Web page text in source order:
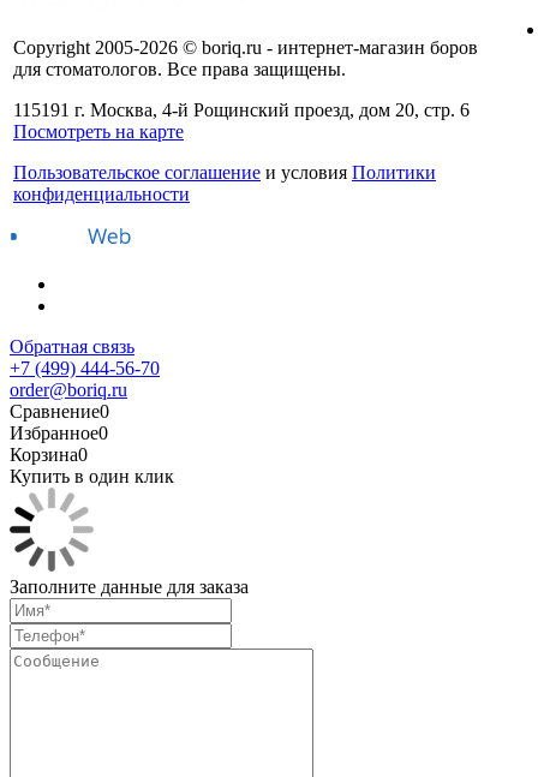
Copyright 2005-2026 © boriq.ru - интернет-магазин боров
для стоматологов. Все права защищены.
115191 г. Москва, 4-й Рощинский проезд, дом 20, стр. 6
Посмотреть на карте
Пользовательское соглашение и условия Политики
конфиденциальности
Обратная связь
+7 (499) 444-56-70
order@boriq.ru
Сравнение0
Избранное0
Корзина0
Купить в один клик
Заполните данные для заказа